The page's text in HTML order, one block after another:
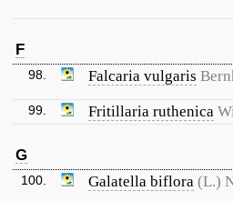
F
98. Falcaria vulgaris
99. Fritillaria ruthenica
G
100. Galatella biflora (L.)